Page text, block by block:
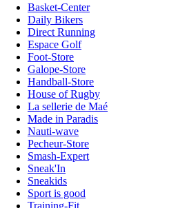
Basket-Center
Daily Bikers
Direct Running
Espace Golf
Foot-Store
Galope-Store
Handball-Store
House of Rugby
La sellerie de Maé
Made in Paradis
Nauti-wave
Pecheur-Store
Smash-Expert
Sneak'In
Sneakids
Sport is good
Training-Fit